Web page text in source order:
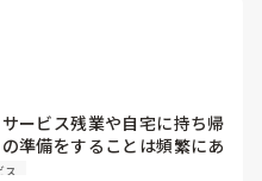
っちをやりますとか提案して
ービス残業や自宅に持ち帰
準備をすることは頻繁にあ